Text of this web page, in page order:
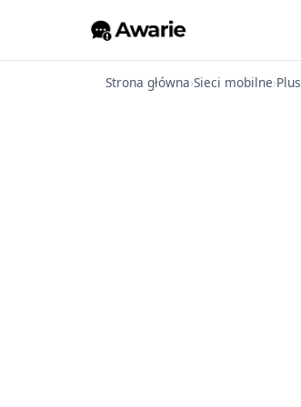
Strona główna›Sieci mobilne›Plus